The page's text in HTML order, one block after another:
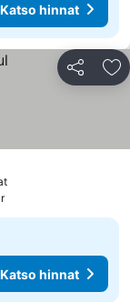
Katso hinnat
Jaa
Katso hinnat